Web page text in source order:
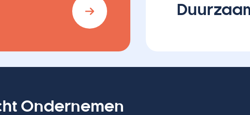
Ondernemen